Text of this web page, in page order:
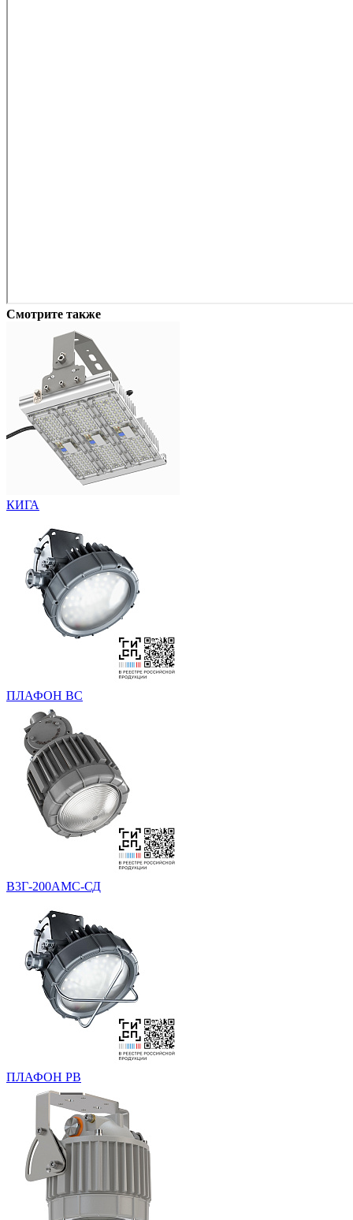
Смотрите также
КИГА
ПЛАФОН ВС
В3Г-200АМС-СД
ПЛАФОН РВ